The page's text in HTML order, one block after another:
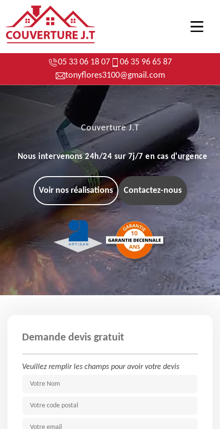
05 33 06 18 07
06 35 96 65 87
tonyflores3100@gmail.com
Couverture J.T
Nous intervenons 24h/24 sur 7j/7 en cas d'urgence
Voir nos réalisations Contactez-nous
Demande devis gratuit
Veuillez remplir les champs pour avoir votre devis